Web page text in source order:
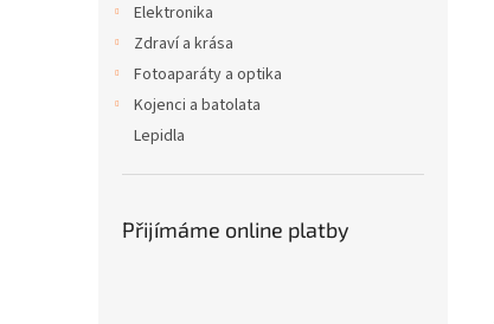
Elektronika
Zdraví a krása
Fotoaparáty a optika
Kojenci a batolata
Lepidla
Přijímáme online platby